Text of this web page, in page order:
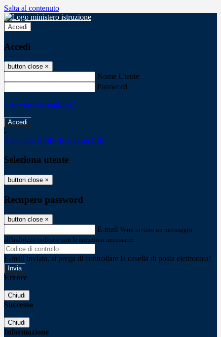
Salta al contenuto
Accedi
Accedi
button close ×
Nome Utente
Password
Password dimenticata?
-
Entra con SPID Entra con CIE
Seleziona utente
button close ×
Recupero password
button close ×
E-mail Verrà inviato un messaggio
all'indirizzo indicato con le istruzioni necessarie.
E-mail inviata, si prega di controllare la casella di posta elettronica!
Errore
Chiudi
Successo
Chiudi
Informazione